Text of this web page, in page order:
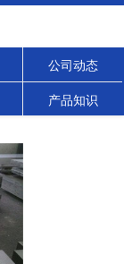
公司动态
产品知识